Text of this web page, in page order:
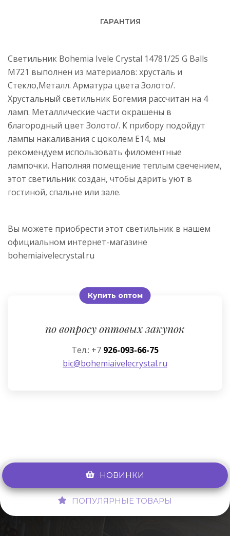
ГАРАНТИЯ
Светильник Bohemia Ivele Crystal 14781/25 G Balls
M721 выполнен из материалов: хрусталь и
Стекло,Металл. Арматура цвета Золото/.
Хрустальный светильник Богемия рассчитан на 4
ламп. Металлические части окрашены в
благородный цвет Золото/. К прибору подойдут
лампы накаливания с цоколем E14, мы
рекомендуем использовать филоментные
лампочки. Наполняя помещение теплым свечением,
этот светильник создан, чтобы дарить уют в
гостиной, спальне или зале.
Вы можете приобрести этот светильник в нашем
официальном интернет-магазине
bohemiaivelecrystal.ru
Купить оптом
по вопросу оптовых закупок
Тел.: +7 926-093-66-75
bic@bohemiaivelecrystal.ru
НОВИНКИ
ПОПУЛЯРНЫЕ ТОВАРЫ